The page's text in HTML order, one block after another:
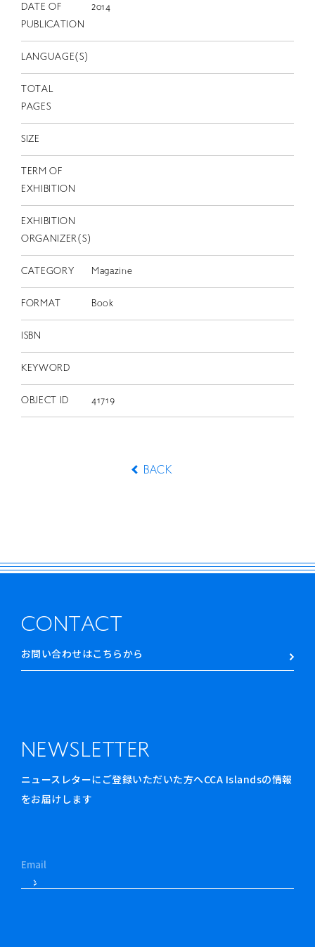
EN
DATE OF
PUBLICATION
2014
LANGUAGE(S)
TOTAL
PAGES
SIZE
TERM OF
EXHIBITION
EXHIBITION
ORGANIZER(S)
CATEGORY Magazine
FORMAT Book
ISBN
KEYWORD
OBJECT ID 41719
BACK
CONTACT
お問い合わせはこちらから
NEWSLETTER
ニュースレターにご登録いただいた方へCCA Islandsの情報
をお届けします